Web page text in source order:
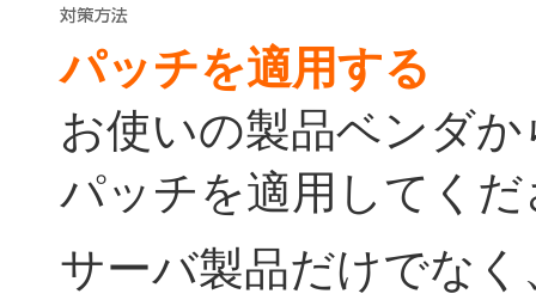
パッチを適用する
お使いの製品ベンダ
パッチを適用してくだ
サーバ製品だけでな